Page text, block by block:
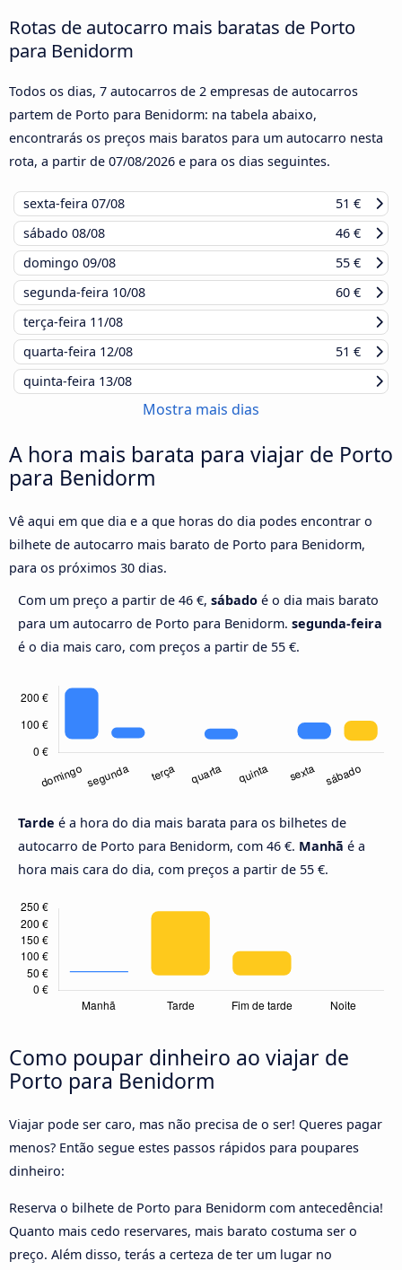
Rotas de autocarro mais baratas de Porto
para Benidorm
Todos os dias, 7 autocarros de 2 empresas de autocarros
partem de Porto para Benidorm: na tabela abaixo,
encontrarás os preços mais baratos para um autocarro nesta
rota, a partir de 07/08/2026 e para os dias seguintes.
sexta-feira 07/08
51 €
sábado 08/08
46 €
domingo 09/08
55 €
segunda-feira 10/08
60 €
terça-feira 11/08
quarta-feira 12/08
51 €
quinta-feira 13/08
Mostra mais dias
A hora mais barata para viajar de Porto
para Benidorm
Vê aqui em que dia e a que horas do dia podes encontrar o
bilhete de autocarro mais barato de Porto para Benidorm,
para os próximos 30 dias.
Com um preço a partir de 46 €, sábado é o dia mais barato
para um autocarro de Porto para Benidorm. segunda-feira
é o dia mais caro, com preços a partir de 55 €.
Tarde é a hora do dia mais barata para os bilhetes de
autocarro de Porto para Benidorm, com 46 €. Manhã é a
hora mais cara do dia, com preços a partir de 55 €.
Como poupar dinheiro ao viajar de
Porto para Benidorm
Viajar pode ser caro, mas não precisa de o ser! Queres pagar
menos? Então segue estes passos rápidos para poupares
dinheiro:
Reserva o bilhete de Porto para Benidorm com antecedência!
Quanto mais cedo reservares, mais barato costuma ser o
preço. Além disso, terás a certeza de ter um lugar no